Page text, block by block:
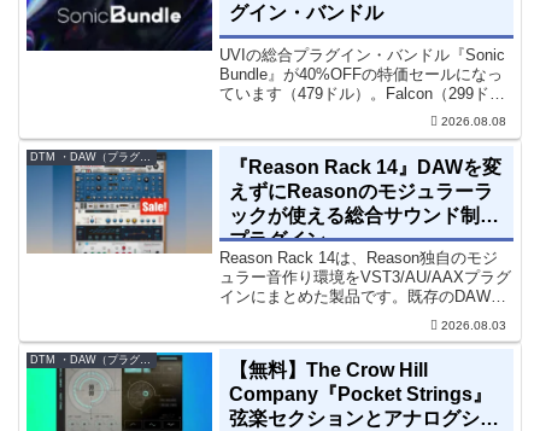
グイン・バンドル
UVIの総合プラグイン・バンドル『Sonic
Bundle』が40%OFFの特価セールになっ
ています（479ドル）。Falcon（299ド
ル）も入っています。UVI Sonic Bundle
2026.08.08
『Reason Rack 14』DAWを変
えずにReasonのモジュラーラ
ックが使える総合サウンド制作
プラグイン
Reason Rack 14は、Reason独自のモジ
ュラー音作り環境をVST3/AU/AAXプラグ
インにまとめた製品です。既存のDAWを
乗り換えることなく、68種類のシンセや
エフェクト、CV配線をそのままトラック
2026.08.03
DTM ・DAW（プラグイン、シンセなど）のセール情報
【無料】The Crow Hill
Company『Pocket Strings』
弦楽セクションとアナログシン